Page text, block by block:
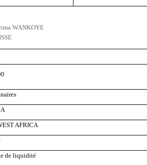
WANKOYE
AFRICA
de liquidité